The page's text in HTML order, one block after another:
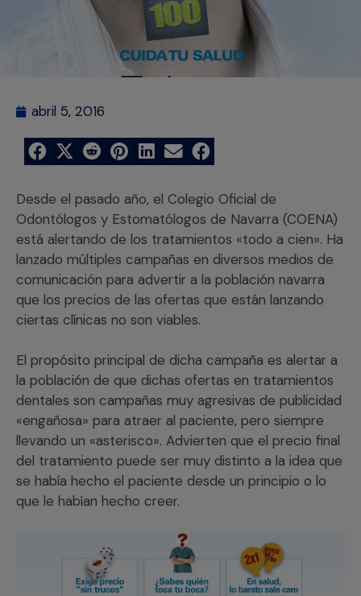
abril 5, 2016
Desde el pasado año, el Colegio Oficial de
Odontólogos y Estomatólogos de Navarra (COENA)
está alertando de los tratamientos «todo a cien». Ha
lanzado múltiples campañas en diversos medios de
comunicación para advertir a la población navarra
que los precios de las ofertas que están lanzando
ciertas clínicas no son viables.
El propósito principal de dicha campaña es alertar a
la población de que dichas ofertas en tratamientos
dentales son campañas muy agresivas de publicidad
«engañosa» para atraer al paciente, pero siempre
llevando un «asterisco». Advierten que el precio final
del tratamiento puede ser muy distinto a la idea que
se había hecho el paciente desde un principio o lo
que le habían hecho creer.